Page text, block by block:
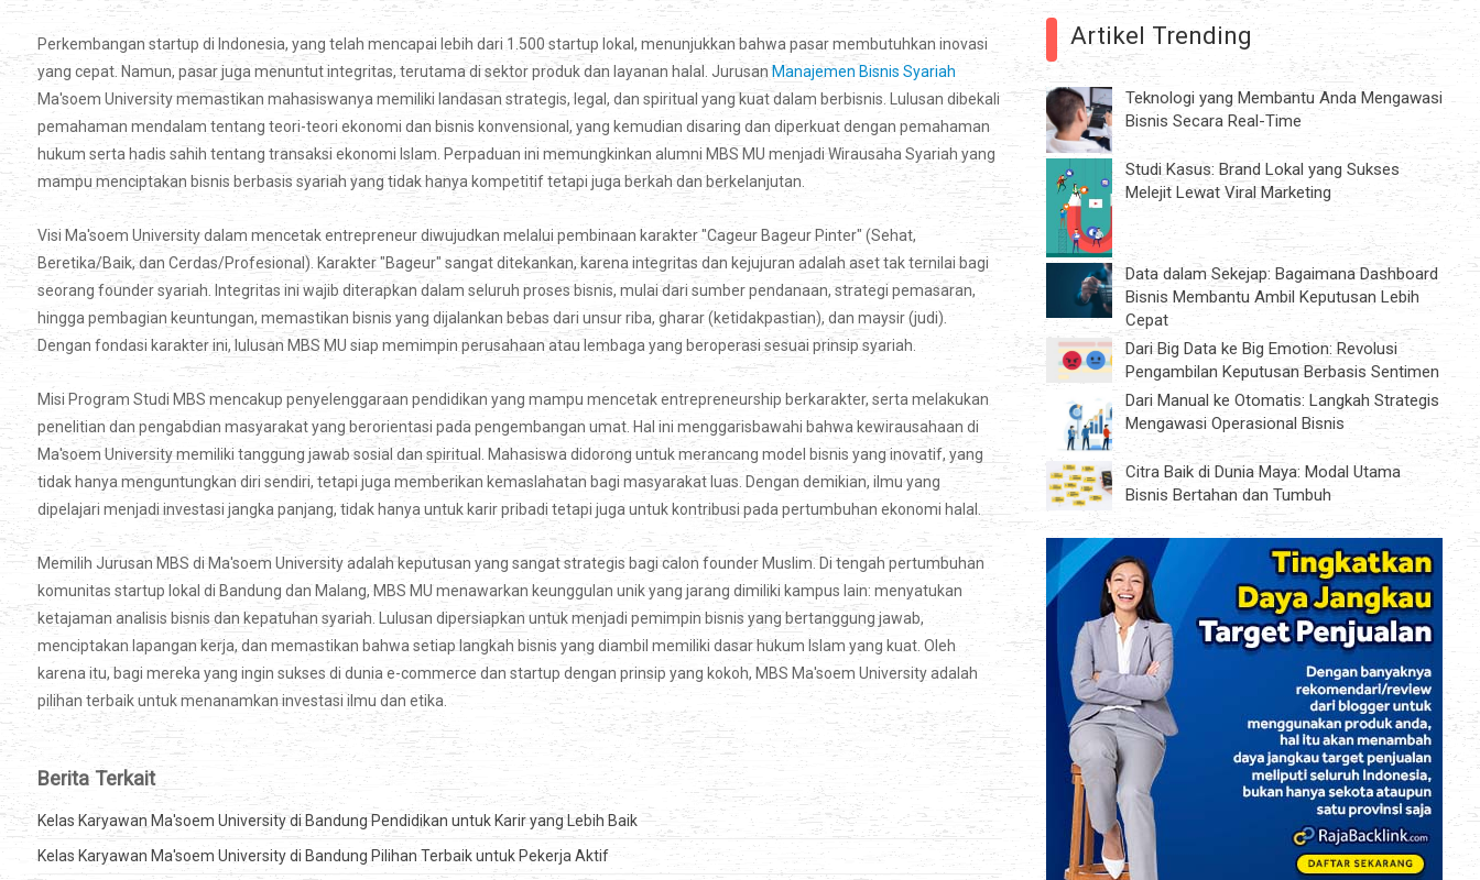
Perkembangan startup di Indonesia, yang telah mencapai lebih dari 1.500 startup lokal, menunjukkan bahwa pasar membutuhkan inovasi
yang cepat. Namun, pasar juga menuntut integritas, terutama di sektor produk dan layanan halal. Jurusan Manajemen Bisnis Syariah
Ma'soem University memastikan mahasiswanya memiliki landasan strategis, legal, dan spiritual yang kuat dalam berbisnis. Lulusan dibekali
pemahaman mendalam tentang teori-teori ekonomi dan bisnis konvensional, yang kemudian disaring dan diperkuat dengan pemahaman
hukum serta hadis sahih tentang transaksi ekonomi Islam. Perpaduan ini memungkinkan alumni MBS MU menjadi Wirausaha Syariah yang
mampu menciptakan bisnis berbasis syariah yang tidak hanya kompetitif tetapi juga berkah dan berkelanjutan.
Visi Ma'soem University dalam mencetak entrepreneur diwujudkan melalui pembinaan karakter "Cageur Bageur Pinter" (Sehat,
Beretika/Baik, dan Cerdas/Profesional). Karakter "Bageur" sangat ditekankan, karena integritas dan kejujuran adalah aset tak ternilai bagi
seorang founder syariah. Integritas ini wajib diterapkan dalam seluruh proses bisnis, mulai dari sumber pendanaan, strategi pemasaran,
hingga pembagian keuntungan, memastikan bisnis yang dijalankan bebas dari unsur riba, gharar (ketidakpastian), dan maysir (judi).
Dengan fondasi karakter ini, lulusan MBS MU siap memimpin perusahaan atau lembaga yang beroperasi sesuai prinsip syariah.
Misi Program Studi MBS mencakup penyelenggaraan pendidikan yang mampu mencetak entrepreneurship berkarakter, serta melakukan
penelitian dan pengabdian masyarakat yang berorientasi pada pengembangan umat. Hal ini menggarisbawahi bahwa kewirausahaan di
Ma'soem University memiliki tanggung jawab sosial dan spiritual. Mahasiswa didorong untuk merancang model bisnis yang inovatif, yang
tidak hanya menguntungkan diri sendiri, tetapi juga memberikan kemaslahatan bagi masyarakat luas. Dengan demikian, ilmu yang
dipelajari menjadi investasi jangka panjang, tidak hanya untuk karir pribadi tetapi juga untuk kontribusi pada pertumbuhan ekonomi halal.
Memilih Jurusan MBS di Ma'soem University adalah keputusan yang sangat strategis bagi calon founder Muslim. Di tengah pertumbuhan
komunitas startup lokal di Bandung dan Malang, MBS MU menawarkan keunggulan unik yang jarang dimiliki kampus lain: menyatukan
ketajaman analisis bisnis dan kepatuhan syariah. Lulusan dipersiapkan untuk menjadi pemimpin bisnis yang bertanggung jawab,
menciptakan lapangan kerja, dan memastikan bahwa setiap langkah bisnis yang diambil memiliki dasar hukum Islam yang kuat. Oleh
karena itu, bagi mereka yang ingin sukses di dunia e-commerce dan startup dengan prinsip yang kokoh, MBS Ma'soem University adalah
pilihan terbaik untuk menanamkan investasi ilmu dan etika.
Berita Terkait
Kelas Karyawan Ma'soem University di Bandung Pendidikan untuk Karir yang Lebih Baik
Kelas Karyawan Ma'soem University di Bandung Pilihan Terbaik untuk Pekerja Aktif
Artikel Trending
Teknologi yang Membantu Anda Mengawasi
Bisnis Secara Real-Time
Studi Kasus: Brand Lokal yang Sukses
Melejit Lewat Viral Marketing
Data dalam Sekejap: Bagaimana Dashboard
Bisnis Membantu Ambil Keputusan Lebih
Cepat
Dari Big Data ke Big Emotion: Revolusi
Pengambilan Keputusan Berbasis Sentimen
Dari Manual ke Otomatis: Langkah Strategis
Mengawasi Operasional Bisnis
Citra Baik di Dunia Maya: Modal Utama
Bisnis Bertahan dan Tumbuh